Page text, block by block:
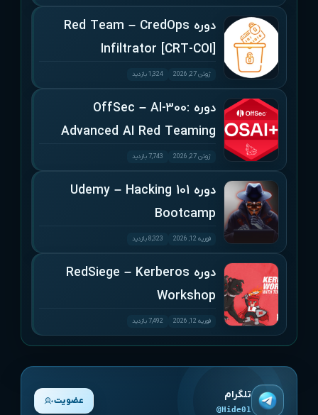
تلگرام
@Hide01
عضویت
دوره Red Team – CredOps
Infiltrator [CRT-COI]
ژوئن 27, 2026 1,324 بازدید
دوره OffSec – AI-300:
Advanced AI Red Teaming
ژوئن 27, 2026 7,743 بازدید
دوره Udemy – Hacking 101
Bootcamp
فوریه 12, 2026 8,323 بازدید
دوره RedSiege – Kerberos
Workshop
فوریه 12, 2026 7,492 بازدید